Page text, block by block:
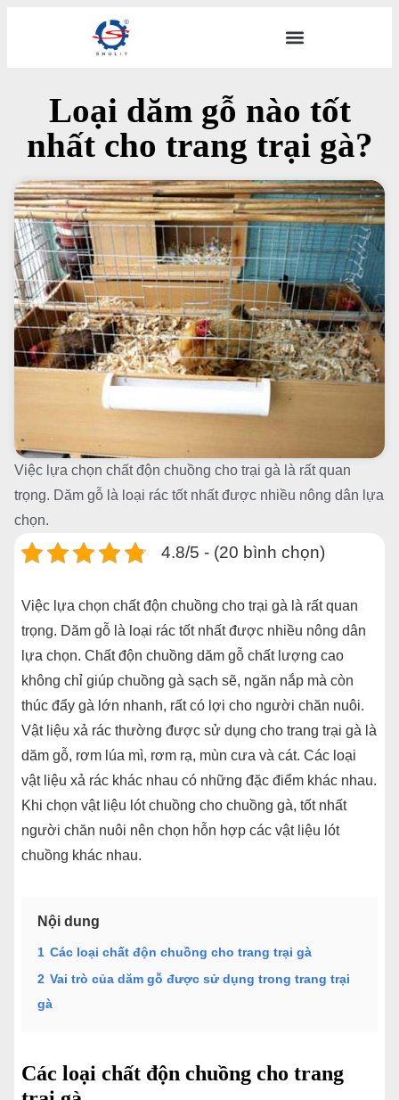
Loại dăm gỗ nào tốt
nhất cho trang trại gà?
Việc lựa chọn chất độn chuồng cho trại gà là rất quan
trọng. Dăm gỗ là loại rác tốt nhất được nhiều nông dân lựa
chọn.
4.8/5 - (20 bình chọn)
Việc lựa chọn chất độn chuồng cho trại gà là rất quan
trọng. Dăm gỗ là loại rác tốt nhất được nhiều nông dân
lựa chọn. Chất độn chuồng dăm gỗ chất lượng cao
không chỉ giúp chuồng gà sạch sẽ, ngăn nắp mà còn
thúc đẩy gà lớn nhanh, rất có lợi cho người chăn nuôi.
Vật liệu xả rác thường được sử dụng cho trang trại gà là
dăm gỗ, rơm lúa mì, rơm rạ, mùn cưa và cát. Các loại
vật liệu xả rác khác nhau có những đặc điểm khác nhau.
Khi chọn vật liệu lót chuồng cho chuồng gà, tốt nhất
người chăn nuôi nên chọn hỗn hợp các vật liệu lót
chuồng khác nhau.
Nội dung
1 Các loại chất độn chuồng cho trang trại gà
2 Vai trò của dăm gỗ được sử dụng trong trang trại
gà
Các loại chất độn chuồng cho trang